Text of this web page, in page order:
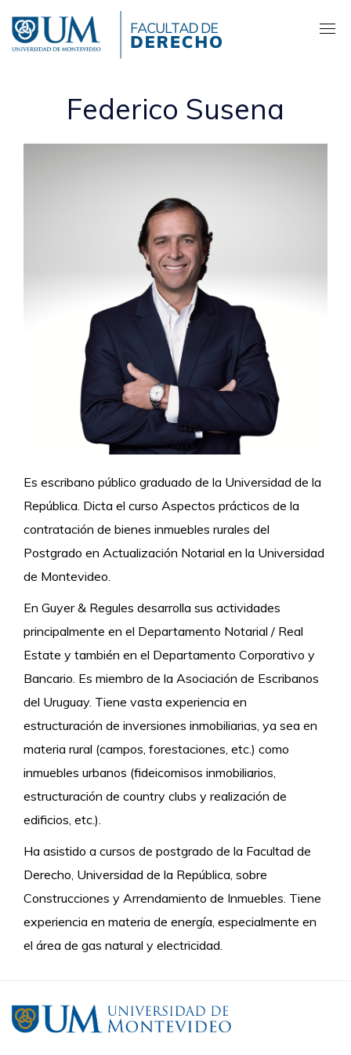
contenido
principal
Federico Susena
Es escribano público graduado de la Universidad de la
República. Dicta el curso Aspectos prácticos de la
contratación de bienes inmuebles rurales del
Postgrado en Actualización Notarial en la Universidad
de Montevideo.
En Guyer & Regules desarrolla sus actividades
principalmente en el Departamento Notarial / Real
Estate y también en el Departamento Corporativo y
Bancario. Es miembro de la Asociación de Escribanos
del Uruguay. Tiene vasta experiencia en
estructuración de inversiones inmobiliarias, ya sea en
materia rural (campos, forestaciones, etc.) como
inmuebles urbanos (fideicomisos inmobiliarios,
estructuración de country clubs y realización de
edificios, etc.).
Ha asistido a cursos de postgrado de la Facultad de
Derecho, Universidad de la República, sobre
Construcciones y Arrendamiento de Inmuebles. Tiene
experiencia en materia de energía, especialmente en
el área de gas natural y electricidad.